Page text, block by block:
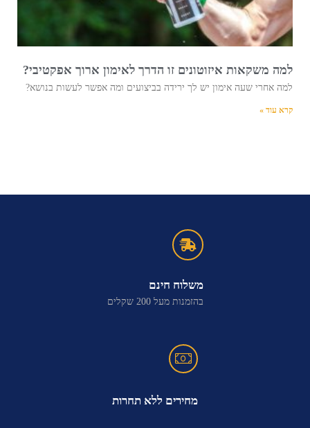
למה משקאות איזוטונים זו הדרך לאימון ארוך אפקטיבי?
למה אחרי שעה אימון יש לך ירידה בביצועים ומה אפשר לעשות בנושא?
קרא עוד »
משלוח חינם
בהזמנות מעל 200 שקלים
מחירים ללא תחרות